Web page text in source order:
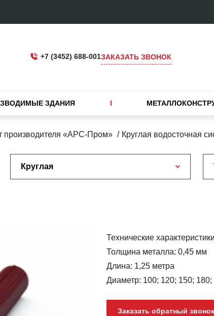
+7 (3452) 688-001ЗАКАЗАТЬ ЗВОНОК
ЗДАНИЯ
производителя «АРС-Пром» Круглая водосточная
Круглая
Технические характеристики
Толщина металла: 0,45 мм
Длина: 1,25 метра
Диаметр: 100; 120; 150;
Заказать обратный звонок